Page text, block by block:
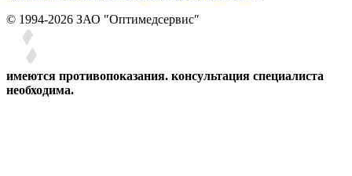
© 1994-2026 ЗАО ″Оптимедсервис″
имеются противопоказания. консультация специалиста
необходима.